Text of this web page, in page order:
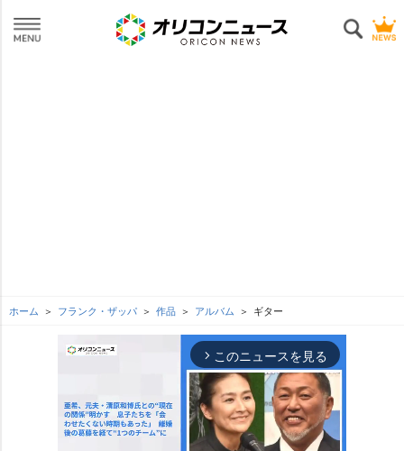
ホーム フランク・ザッパ 作品 アルバム ギター
arrow_forward_ios このニュースを見る